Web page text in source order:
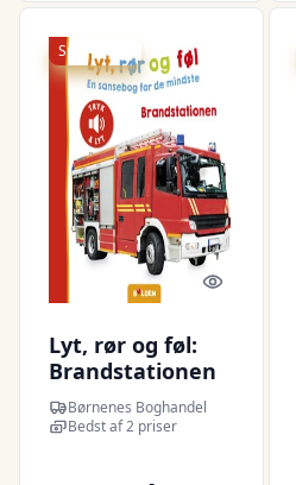
Spar -20 kr.
Quick look
Lyt, rør og føl:
Brandstationen
Børnenes Boghandel
Bedst af 2 priser